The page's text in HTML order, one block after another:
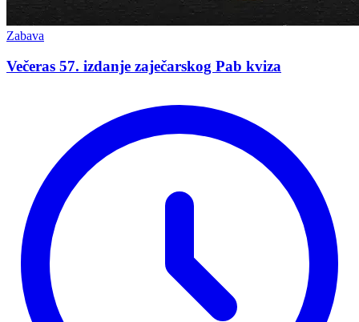
Zabava
Večeras 57. izdanje zaječarskog Pab kviza